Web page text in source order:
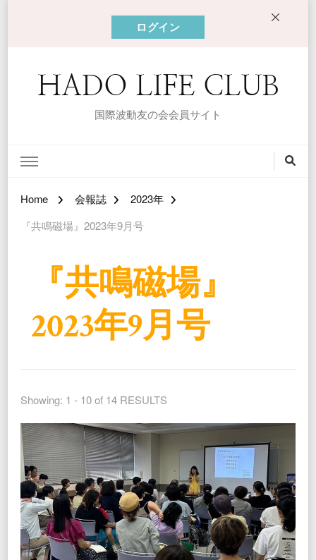
ログイン
HADO LIFE CLUB
国際波動友の会会員サイト
Home 会報誌
2023年
『共鳴磁場』2023年9月号
『共鳴磁場』
2023年9月号
Showing: 1 - 10 of 14 RESULTS